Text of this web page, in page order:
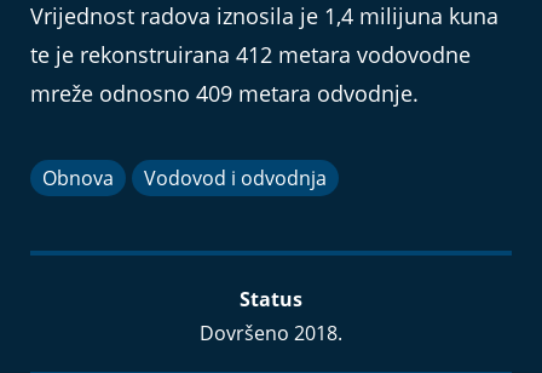
Vrijednost radova iznosila je 1,4 milijuna kuna
te je rekonstruirana 412 metara vodovodne
mreže odnosno 409 metara odvodnje.
Obnova Vodovod i odvodnja
Status
Dovršeno 2018.